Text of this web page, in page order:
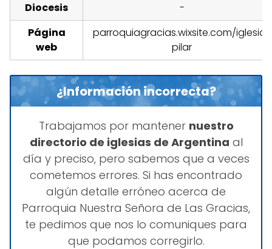
Diocesis
-
Página
web
parroquiagracias.wixsite.com/iglesia-
pilar
¿Información incorrecta?
Trabajamos por mantener nuestro
directorio de iglesias de Argentina al
día y preciso, pero sabemos que a veces
cometemos errores. Si has encontrado
algún detalle erróneo acerca de
Parroquia Nuestra Señora de Las Gracias,
te pedimos que nos lo comuniques para
que podamos corregirlo.